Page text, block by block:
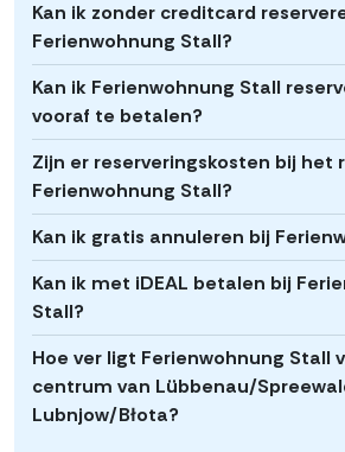
Kan ik zonder creditcard
Ferienwohnung Stall?
Kan ik Ferienwohnung Stall
vooraf te betalen?
Zijn er reserveringskosten bij het
Ferienwohnung Stall?
Kan ik gratis annuleren bij
Kan ik met iDEAL betalen bij
Stall?
Hoe ver ligt Ferienwohnung Stall
centrum van Lübbenau/
Lubnjow/Błota?